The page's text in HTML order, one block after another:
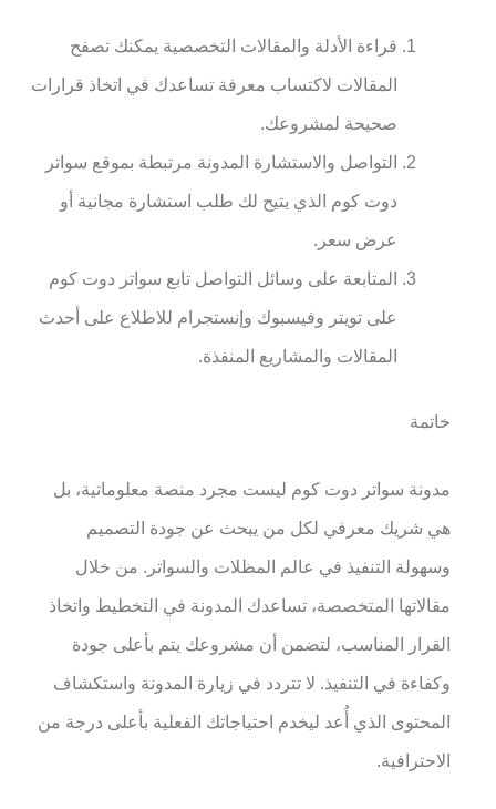
قراءة الأدلة والمقالات التخصصية يمكنك تصفح
المقالات لاكتساب معرفة تساعدك في اتخاذ قرارات
صحيحة لمشروعك.
التواصل والاستشارة المدونة مرتبطة بموقع سواتر
دوت كوم الذي يتيح لك طلب استشارة مجانية أو
عرض سعر.
المتابعة على وسائل التواصل تابع سواتر دوت كوم
على تويتر وفيسبوك وإنستجرام للاطلاع على أحدث
المقالات والمشاريع المنفذة.
خاتمة
مدونة سواتر دوت كوم ليست مجرد منصة معلوماتية، بل
هي شريك معرفي لكل من يبحث عن جودة التصميم
وسهولة التنفيذ في عالم المظلات والسواتر. من خلال
مقالاتها المتخصصة، تساعدك المدونة في التخطيط واتخاذ
القرار المناسب، لتضمن أن مشروعك يتم بأعلى جودة
وكفاءة في التنفيذ. لا تتردد في زيارة المدونة واستكشاف
المحتوى الذي أُعد ليخدم احتياجاتك الفعلية بأعلى درجة من
الاحترافية.